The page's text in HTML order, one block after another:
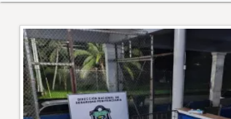
Nacional
Política
Show